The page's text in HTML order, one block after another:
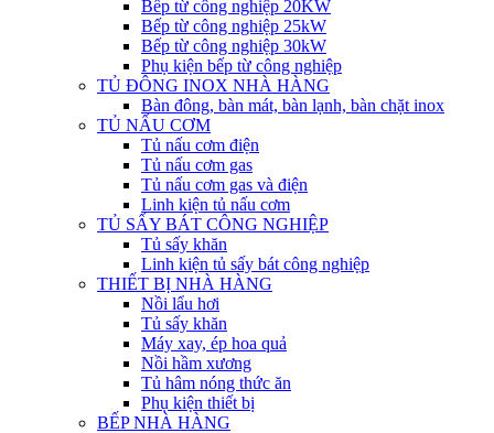
Bếp từ công nghiệp 20KW
Bếp từ công nghiệp 25kW
Bếp từ công nghiệp 30kW
Phụ kiện bếp từ công nghiệp
TỦ ĐÔNG INOX NHÀ HÀNG
Bàn đông, bàn mát, bàn lạnh, bàn chặt inox
TỦ NẤU CƠM
Tủ nấu cơm điện
Tủ nấu cơm gas
Tủ nấu cơm gas và điện
Linh kiện tủ nấu cơm
TỦ SẤY BÁT CÔNG NGHIỆP
Tủ sấy khăn
Linh kiện tủ sấy bát công nghiệp
THIẾT BỊ NHÀ HÀNG
Nồi lẩu hơi
Tủ sấy khăn
Máy xay, ép hoa quả
Nồi hầm xương
Tủ hâm nóng thức ăn
Phụ kiện thiết bị
BẾP NHÀ HÀNG